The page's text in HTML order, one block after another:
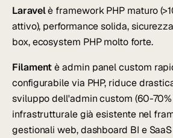
Laravelè framework PHP maturo
attivo), performance solida,
box, ecosystem PHP molto forte.
Filamentè admin panel custom
configurabile via PHP, riduce
sviluppo dell'admin custom (60-
infrastrutturale già esistente nel
gestionali web, dashboard BI e